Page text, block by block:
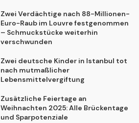
Zwei Verdächtige nach 88-Millionen-
Euro-Raub im Louvre festgenommen
– Schmuckstücke weiterhin
verschwunden
Zwei deutsche Kinder in Istanbul tot
nach mutmaßlicher
Lebensmittelvergiftung
Zusätzliche Feiertage an
Weihnachten 2025: Alle Brückentage
und Sparpotenziale